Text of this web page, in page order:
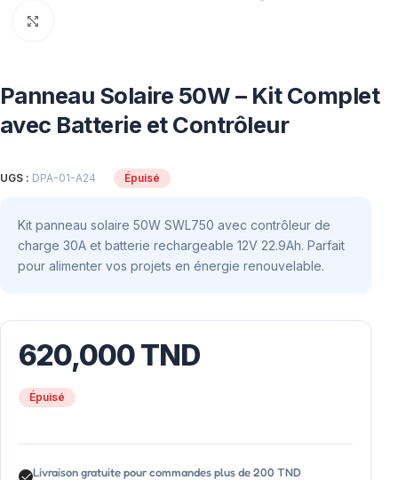
Panneau Solaire 50W – Kit Complet
avec Batterie et Contrôleur
UGS : DPA-01-A24 Épuisé
Kit panneau solaire 50W SWL750 avec contrôleur de
charge 30A et batterie rechargeable 12V 22.9Ah. Parfait
pour alimenter vos projets en énergie renouvelable.
620,000TND
Épuisé
Livraison gratuite pour commandes plus de 200 TND